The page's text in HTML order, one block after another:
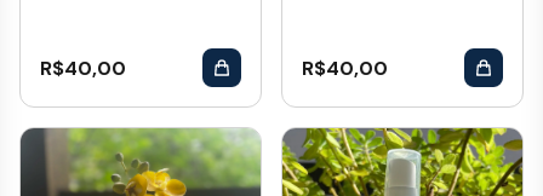
R$40,00 R$40,00